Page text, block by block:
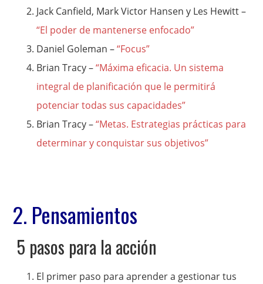
Jack Canfield, Mark Victor Hansen y Les Hewitt –
“El poder de mantenerse enfocado”
Daniel Goleman –“Focus”
Brian Tracy –“Máxima eficacia. Un sistema
integral de planificación que le permitirá
potenciar todas sus capacidades”
Brian Tracy –“Metas. Estrategias prácticas para
determinar y conquistar sus objetivos”
2. Pensamientos
5 pasos para la acción
El primer paso para aprender a gestionar tus